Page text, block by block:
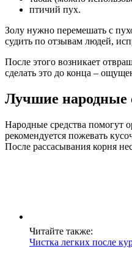
птичий пух.
Золу нужно перемешать с
судить по отзывам людей,
После этого возникает
сделать это до конца –
Лучшие народные
Народные средства помогут
рекомендуется пожевать
После рассасывания корня
Читайте также:
Чистка легких после